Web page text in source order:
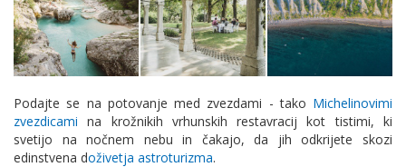
Podajte se na potovanje med zvezdami - tako Michelinovimi
zvezdicamina krožnikih vrhunskih restavracij kot tistimi, ki
svetijo na nočnem nebu in čakajo, da jih odkrijete skozi
edinstvena doživetja astroturizma.